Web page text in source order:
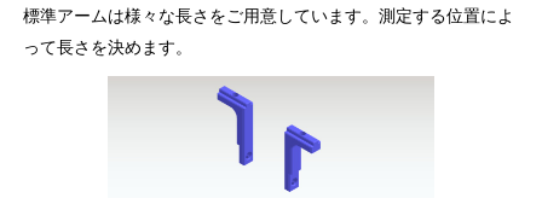
標準アームは様々な長さをご用意しています。測定する位置によ
って長さを決めます。